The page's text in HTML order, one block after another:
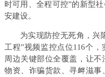
时可用、全程可控”的新型
安建设。
为实现防控无死角，兴
工程”视频监控点位116个
周边关键部位全覆盖，让
物资、诈骗货款、寻衅滋